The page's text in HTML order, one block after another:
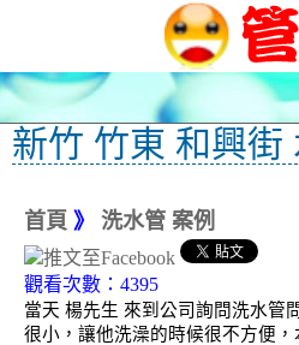
新竹 竹東 和興街
首頁 》 洗水管 案例
觀看次數：4395
當天 楊先生 來到公司詢問洗水管
很小，讓他洗澡的時候很不方便